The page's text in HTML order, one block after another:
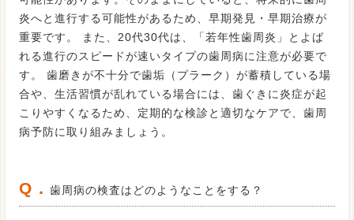
炎へと進行する可能性があるため、早期発見・早期治療が
重要です。 また、20代30代は、「若年性歯周炎」とよば
れる進行のスピードが速いタイプの歯周病に注意が必要で
す。 歯磨きが不十分で歯垢（プラーク）が蓄積している場
合や、生活習慣が乱れている場合には、歯ぐきに炎症が起
こりやすくなるため、定期的な検診と適切なケアで、歯周
病予防に取り組みましょう。
Q．歯周病の検査はどのようなことをする？